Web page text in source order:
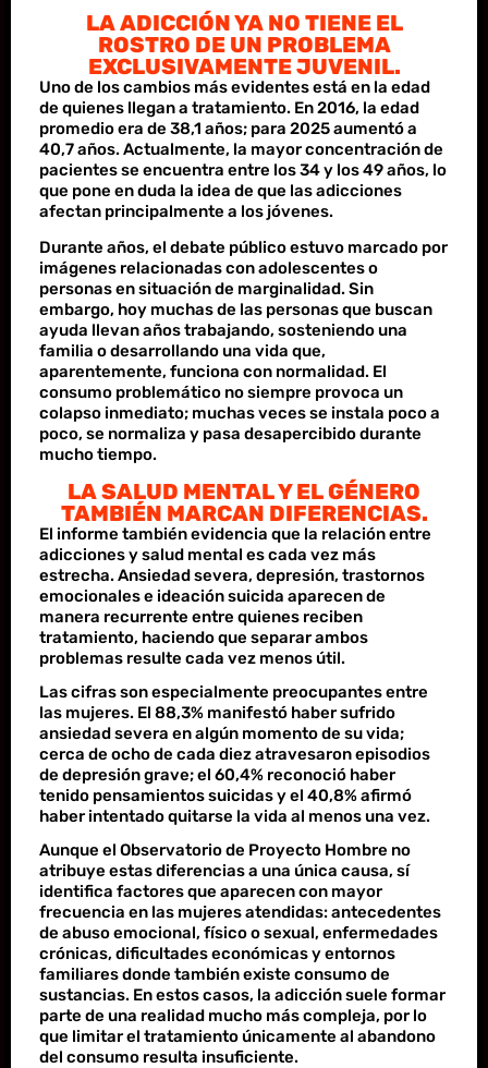
LA ADICCIÓN YA NO TIENE EL
ROSTRO DE UN PROBLEMA
EXCLUSIVAMENTE JUVENIL.
Uno de los cambios más evidentes está en la edad
de quienes llegan a tratamiento. En 2016, la edad
promedio era de 38,1 años; para 2025 aumentó a
40,7 años. Actualmente, la mayor concentración de
pacientes se encuentra entre los 34 y los 49 años, lo
que pone en duda la idea de que las adicciones
afectan principalmente a los jóvenes.
Durante años, el debate público estuvo marcado por
imágenes relacionadas con adolescentes o
personas en situación de marginalidad. Sin
embargo, hoy muchas de las personas que buscan
ayuda llevan años trabajando, sosteniendo una
familia o desarrollando una vida que,
aparentemente, funciona con normalidad. El
consumo problemático no siempre provoca un
colapso inmediato; muchas veces se instala poco a
poco, se normaliza y pasa desapercibido durante
mucho tiempo.
LA SALUD MENTAL Y EL GÉNERO
TAMBIÉN MARCAN DIFERENCIAS.
El informe también evidencia que la relación entre
adicciones y salud mental es cada vez más
estrecha. Ansiedad severa, depresión, trastornos
emocionales e ideación suicida aparecen de
manera recurrente entre quienes reciben
tratamiento, haciendo que separar ambos
problemas resulte cada vez menos útil.
Las cifras son especialmente preocupantes entre
las mujeres. El 88,3% manifestó haber sufrido
ansiedad severa en algún momento de su vida;
cerca de ocho de cada diez atravesaron episodios
de depresión grave; el 60,4% reconoció haber
tenido pensamientos suicidas y el 40,8% afirmó
haber intentado quitarse la vida al menos una vez.
Aunque el Observatorio de Proyecto Hombre no
atribuye estas diferencias a una única causa, sí
identifica factores que aparecen con mayor
frecuencia en las mujeres atendidas: antecedentes
de abuso emocional, físico o sexual, enfermedades
crónicas, dificultades económicas y entornos
familiares donde también existe consumo de
sustancias. En estos casos, la adicción suele formar
parte de una realidad mucho más compleja, por lo
que limitar el tratamiento únicamente al abandono
del consumo resulta insuficiente.